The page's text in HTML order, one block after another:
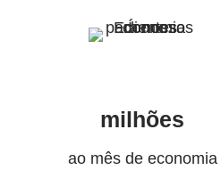
milhões
ao mês de economia